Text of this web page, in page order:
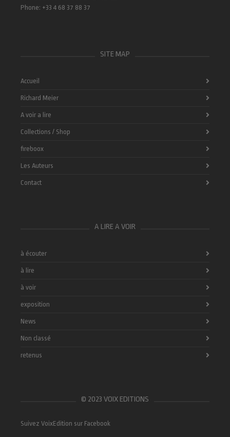
Phone: +33 4 68 37 88 37
SITE MAP
Accueil
Richard Meier
A voir a lire
Collections / Shop
fireboox
Les Auteurs
Contact
A LIRE A VOIR
à écouter
à lire
à voir
exposition
News
Non classé
retenus
© 2023 VOIX EDITIONS
Suivez VoixEdition sur Facebook